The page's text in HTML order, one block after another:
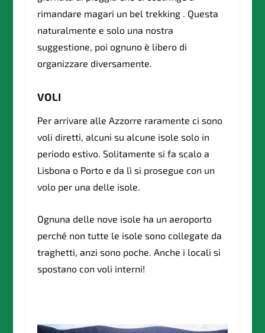
rimandare magari un bel trekking . Questa
naturalmente e solo una nostra
suggestione, poi ognuno è libero di
organizzare diversamente.
VOLI
Per arrivare alle Azzorre raramente ci sono
voli diretti, alcuni su alcune isole solo in
periodo estivo. Solitamente si fa scalo a
Lisbona o Porto e da lì si prosegue con un
volo per una delle isole.
Ognuna delle nove isole ha un aeroporto
perché non tutte le isole sono collegate da
traghetti, anzi sono poche. Anche i locali si
spostano con voli interni!